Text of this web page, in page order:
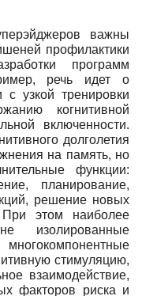
важны
профилактики
программ
речь идет о
узкой тренировки
когнитивной
включенности.
долголетия
на память, но
функции:
планирование,
решение новых
этом наиболее
изолированные
стимуляцию,
взаимодействие,
факторов риска и